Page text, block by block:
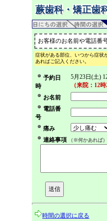
蕨歯科・矯正歯
お客様のお名前や電話番
症状がある部位、いつから症状
あればご記入ください。
予約日
時
5月23日(土)
（来院：12時
お名前
電話番
号
痛み
連絡事項
（※何かあれば）
時間の選択に戻る